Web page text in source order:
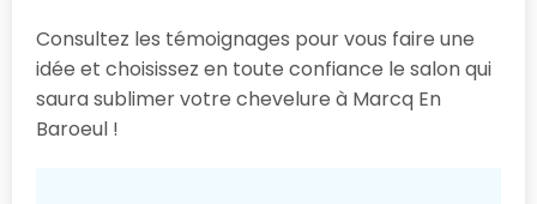
Consultez les témoignages pour vous faire une
idée et choisissez en toute confiance le salon qui
saura sublimer votre chevelure à Marcq En
Baroeul !